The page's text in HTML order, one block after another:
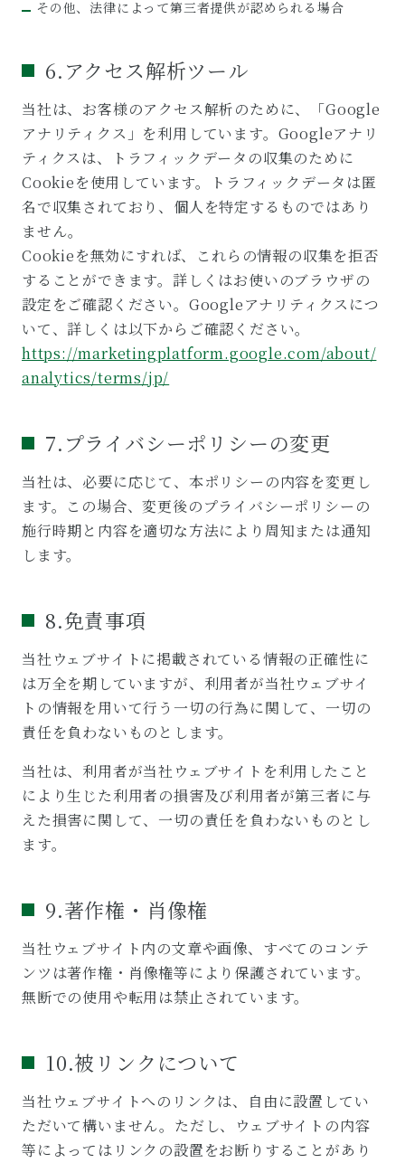
その他、法律によって第三者提供が認められる場合
6.アクセス解析ツール
当社は、お客様のアクセス解析のために、「Google
アナリティクス」を利用しています。Googleアナリ
ティクスは、トラフィックデータの収集のために
Cookieを使用しています。トラフィックデータは匿
名で収集されており、個人を特定するものではあり
ません。
Cookieを無効にすれば、これらの情報の収集を拒否
することができます。詳しくはお使いのブラウザの
設定をご確認ください。Googleアナリティクスにつ
いて、詳しくは以下からご確認ください。
https://marketingplatform.google.com/about/
analytics/terms/jp/
7.プライバシーポリシーの変更
当社は、必要に応じて、本ポリシーの内容を変更し
ます。この場合、変更後のプライバシーポリシーの
施行時期と内容を適切な方法により周知または通知
します。
8.免責事項
当社ウェブサイトに掲載されている情報の正確性に
は万全を期していますが、利用者が当社ウェブサイ
トの情報を用いて行う一切の行為に関して、一切の
責任を負わないものとします。
当社は、利用者が当社ウェブサイトを利用したこと
により生じた利用者の損害及び利用者が第三者に与
えた損害に関して、一切の責任を負わないものとし
ます。
9.著作権・肖像権
当社ウェブサイト内の文章や画像、すべてのコンテ
ンツは著作権・肖像権等により保護されています。
無断での使用や転用は禁止されています。
10.被リンクについて
当社ウェブサイトへのリンクは、自由に設置してい
ただいて構いません。ただし、ウェブサイトの内容
等によってはリンクの設置をお断りすることがあり